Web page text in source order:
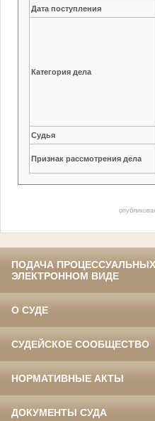
Дата поступления
Категория дела
Судья
Признак рассмотрения дела
ПОДАЧА
ЭЛЕКТРОННОМ ВИДЕ
О СУДЕ
СУДЕЙСКОЕ СООБЩЕСТВО
НОРМАТИВНЫЕ АКТЫ
ДОКУМЕНТЫ СУДА